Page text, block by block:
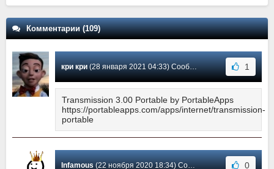
Комментарии (109)
кри кри(28 января 2021 04:33) Сообщение #66 1
Transmission 3.00 Portable by PortableApps
https://portableapps.com/apps/internet/transmission-
portable
Infamous(22 ноября 2020 18:34) Сообщение #65 0